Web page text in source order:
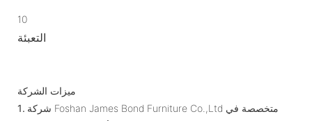
10
التعبئة
ميزات الشركة
1. شركة Foshan James Bond Furniture Co.,Ltd متخصصة في